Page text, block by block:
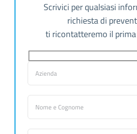
Scrivici per qualsiasi
richiesta di
ti ricontatteremo il